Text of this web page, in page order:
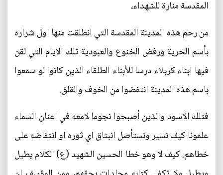
المقدسة منارة للشهداء،
من رحم هذه المدينة المقدسة التي انطلقت منها اول شراره
بأسم الحرية ورفض الخنوع والعبودية تلك الايام التي لقن
فيها ابناء كربلاء درسا للأبناء الطلقاء الذين كانوا لو سمعوا
باسم هذه المدينة انتفضوا من الخوف والقلق.
فتلك الاسود والذين أصبحوا نجوما لامعه في اعنان السماء
علمونا كيف نسير ونستأصل انبثاق اي ثوره او انتفاضه على
خطاهم. كيف لا وهو خطا الحسين الشهيد (ع) الكلام يطيل